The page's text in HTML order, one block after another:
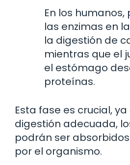
En los
las enzimas en
la digestión de
mientras que el
el estómago
proteínas.
Esta fase es crucial, ya
digestión adecuada,
podrán ser
por el organismo.